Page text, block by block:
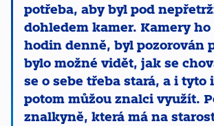
potřeba, aby byl pod
dohledem kamer. Kamery
hodin denně, byl pozorován
bylo možné vidět, jak se
se o sebe třeba stará, a i tyto
potom můžou znalci využít.
znalkyně, která má na